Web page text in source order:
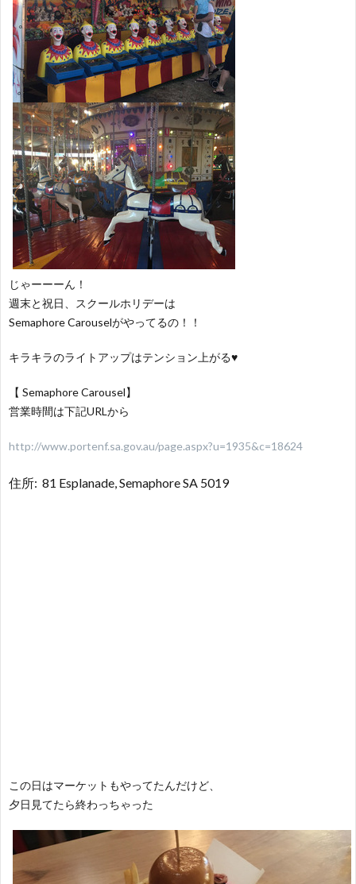
じゃーーーん！
週末と祝日、スクールホリデーは
Semaphore Carouselがやってるの！！
キラキラのライトアップはテンション上がる♥
【 Semaphore Carousel】
営業時間は下記URLから
http://www.portenf.sa.gov.au/page.aspx?u=1935&c=18624
住所: 81 Esplanade, Semaphore SA 5019
この日はマーケットもやってたんだけど、
夕日見てたら終わっちゃった